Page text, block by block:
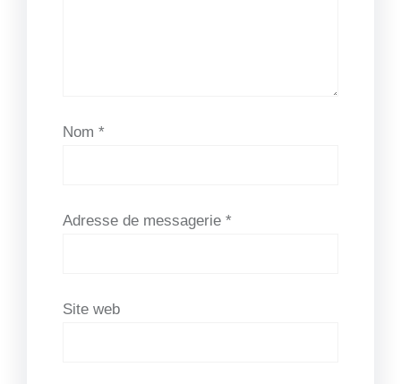
Nom *
Adresse de messagerie *
Site web